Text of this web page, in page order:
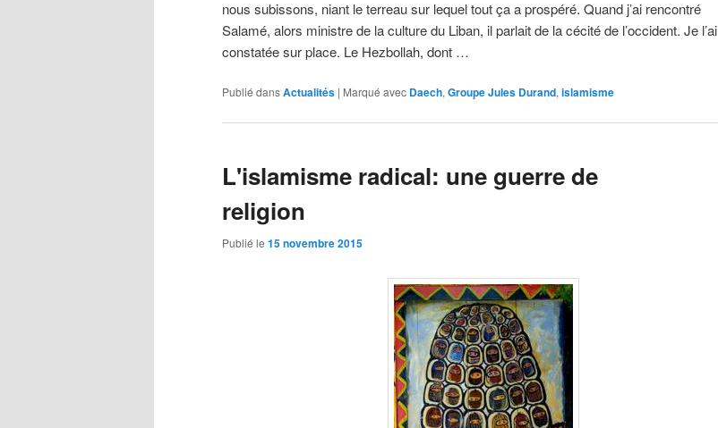
nous subissons, niant le terreau sur lequel tout ça a prospéré. Quand j’ai rencontré
Salamé, alors ministre de la culture du Liban, il parlait de la cécité de l’occident. Je l’ai
constatée sur place. Le Hezbollah, dont …
Publié dansActualités | Marqué avec Daech, Groupe Jules Durand, islamisme
L'islamisme radical: une guerre de
religion
Publié le 15 novembre 2015